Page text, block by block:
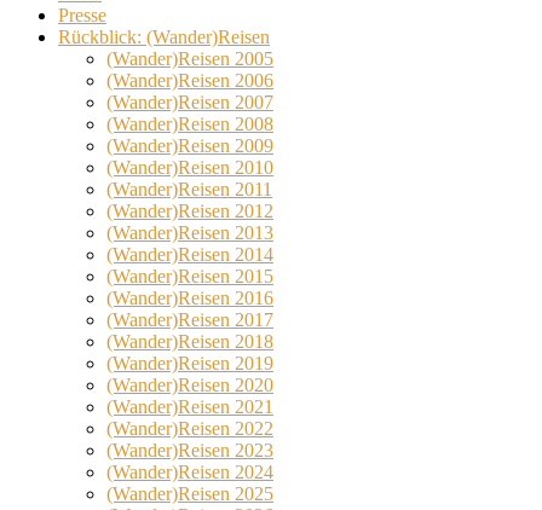
Presse
Rückblick: (Wander)Reisen
(Wander)Reisen 2005
(Wander)Reisen 2006
(Wander)Reisen 2007
(Wander)Reisen 2008
(Wander)Reisen 2009
(Wander)Reisen 2010
(Wander)Reisen 2011
(Wander)Reisen 2012
(Wander)Reisen 2013
(Wander)Reisen 2014
(Wander)Reisen 2015
(Wander)Reisen 2016
(Wander)Reisen 2017
(Wander)Reisen 2018
(Wander)Reisen 2019
(Wander)Reisen 2020
(Wander)Reisen 2021
(Wander)Reisen 2022
(Wander)Reisen 2023
(Wander)Reisen 2024
(Wander)Reisen 2025